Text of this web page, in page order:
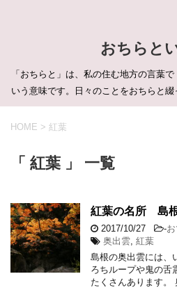
おちらと
「おちらと」は、私の住む地方の言葉
いう意味です。日々のことをおちらと綴
HOME > 紅葉
「 紅葉 」 一覧
紅葉の名所 島
2017/10/27 -
奥出雲 紅葉
島根の奥出雲には、
ろちループや鬼の舌
たくさんあります。